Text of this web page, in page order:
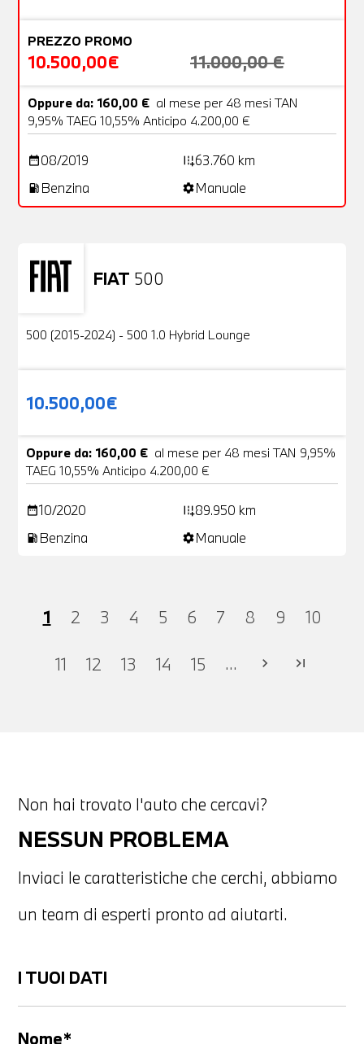
PREZZO PROMO
10.500,00€ 11.000,00 €
Oppure da: 160,00 € al mese per 48 mesi TAN
9,95% TAEG 10,55% Anticipo 4.200,00 €
date_range08/2019 add_road63.760 km
local_gas_station Benzina settingsManuale
FIAT 500
Usato
500 (2015-2024) - 500 1.0 Hybrid Lounge
10.500,00€
Oppure da: 160,00 € al mese per 48 mesi TAN 9,95%
TAEG 10,55% Anticipo 4.200,00 €
date_range10/2020 add_road89.950 km
local_gas_station Benzina settingsManuale
1 2 3 4 5 6 7 8 9 10
11 12 13 14 15 ... chevron_right last_page
Non hai trovato l'auto che cercavi?
NESSUN PROBLEMA
Inviaci le caratteristiche che cerchi, abbiamo
un team di esperti pronto ad aiutarti.
I TUOI DATI
Nome*